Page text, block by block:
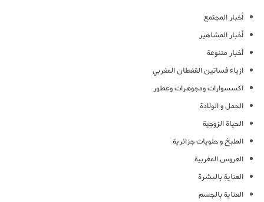
أخبار المجتمع
أخبار المشاهير
أخبار متنوعة
ازياء فساتين القفطان المغربي
اكسسوارات ومجوهرات وعطور
الحمل و الولادة
الحياة الزوجية
الطبخ و حلويات جزائرية
العروس المغربية
العناية بالبشرة
العناية بالجسم